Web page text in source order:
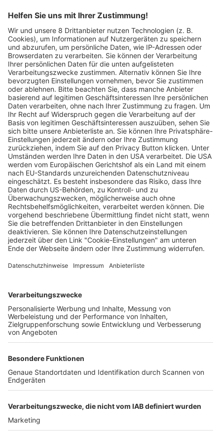
Freiburger Start-up schießt zweiten
Satelliten ins Weltall
Matthias Joers 01.07.2025
Freiburger Wochenbericht
Der Wochenbericht
wurde zum 31. Juli 2026
eingestellt.
News